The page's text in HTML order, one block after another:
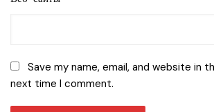
Save my name, email, and website in
next time I comment.